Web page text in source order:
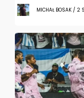
MICHAŁ BOSAK / 2